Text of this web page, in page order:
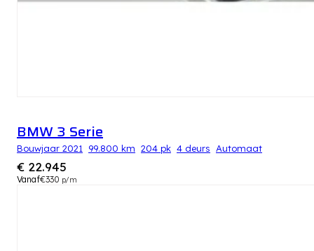
BMW 3 Serie
Bouwjaar 2021 99.800 km 204 pk 4 deurs Automaat
€ 22.945
Vanaf€330 p/m